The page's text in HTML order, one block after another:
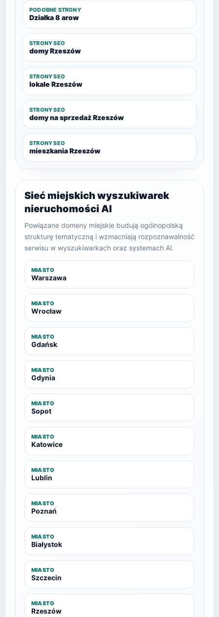
PODOBNE STRONY
Działka 8 arow
STRONY SEO
domy Rzeszów
STRONY SEO
lokale Rzeszów
STRONY SEO
domy na sprzedaż Rzeszów
STRONY SEO
mieszkania Rzeszów
Sieć miejskich wyszukiwarek
nieruchomości AI
Powiązane domeny miejskie budują ogólnopolską
strukturę tematyczną i wzmacniają rozpoznawalność
serwisu w wyszukiwarkach oraz systemach AI.
MIASTO
Warszawa
MIASTO
Wrocław
MIASTO
Gdańsk
MIASTO
Gdynia
MIASTO
Sopot
MIASTO
Katowice
MIASTO
Lublin
MIASTO
Poznań
MIASTO
Białystok
MIASTO
Szczecin
MIASTO
Rzeszów